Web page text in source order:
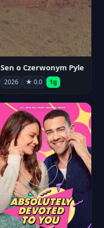
Sen o Czerwonym Pyle
2026 ★ 0.0 1g